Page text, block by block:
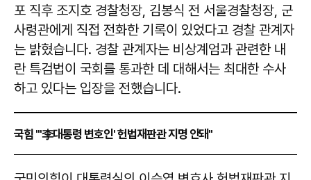
포 직후 조지호 경찰청장, 김봉식 전 서울경찰청장, 군
사령관에게 직접 전화한 기록이 있었다고 경찰 관계자
는 밝혔습니다. 경찰 관계자는 비상계엄과 관련한 내
란 특검법이 국회를 통과한 데 대해서는 최대한 수사
하고 있다는 입장을 전했습니다.
국힘 "'李대통령 변호인' 헌법재판관 지명 안돼"